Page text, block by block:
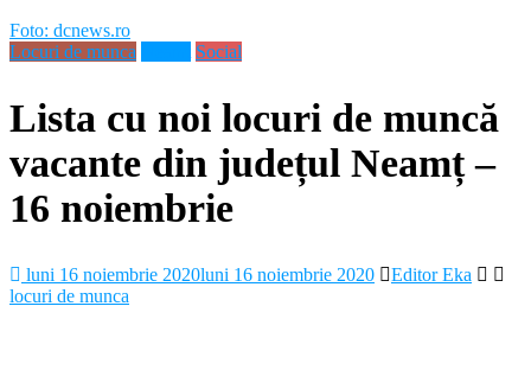
Foto: dcnews.ro
Locuri de munca
Social
Lista cu noi locuri de muncă
vacante din județul Neamț –
16 noiembrie
luni 16 noiembrie 2020luni 16 noiembrie 2020
Editor Eka
locuri de munca